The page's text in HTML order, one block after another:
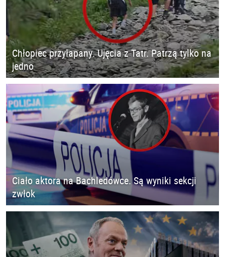
Chłopiec przyłapany. Ujęcia z Tatr. Patrzą tylko na
jedno
Ciało aktora na Bachledówce. Są wyniki sekcji
zwłok